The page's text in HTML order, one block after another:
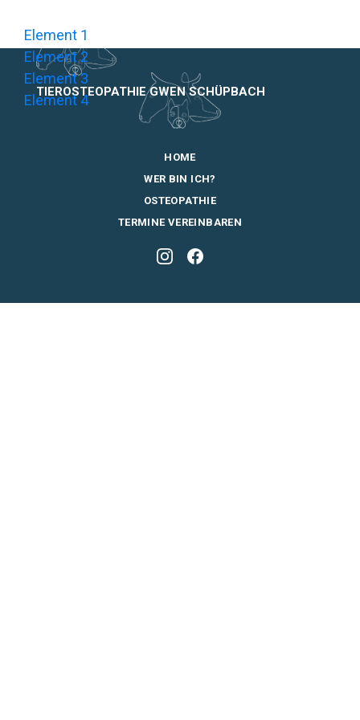
TIEROSTEOPATHIE GWEN SCHÜPBACH
Element 1
Element 2
Element 3
Element 4
HOME
WER BIN ICH?
OSTEOPATHIE
TERMINE VEREINBAREN